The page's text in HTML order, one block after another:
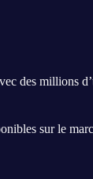
des millions
sur le